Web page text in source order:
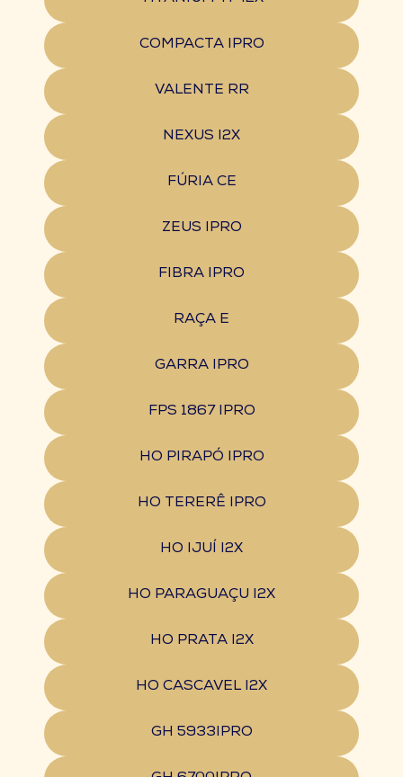
COMPACTA IPRO
VALENTE RR
NEXUS I2X
FÚRIA CE
ZEUS IPRO
FIBRA IPRO
RAÇA E
GARRA IPRO
FPS 1867 IPRO
HO PIRAPÓ IPRO
HO TERERÊ IPRO
HO IJUÍ I2X
HO PARAGUAÇU I2X
HO PRATA I2X
HO CASCAVEL I2X
GH 5933IPRO